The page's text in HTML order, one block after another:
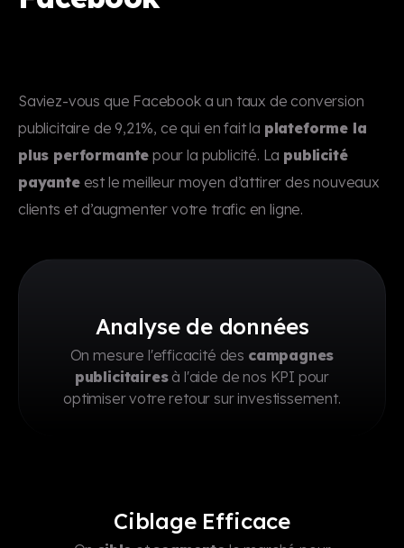
Saviez-vous que Facebook a un taux de conversion
publicitaire de 9,21%, ce qui en fait la plateforme la
plus performante pour la publicité. La publicité
payanteest le meilleur moyen d’attirer des nouveaux
clients et d’augmenter votre trafic en ligne.
Analyse de données
On mesure l'efficacité des campagnes
publicitairesà l'aide de nos KPI pour
optimiser votre retour sur investissement.
Ciblage Efficace